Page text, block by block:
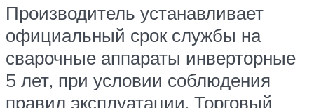
Производитель устанавливает
официальный срок службы на
сварочные аппараты инверторные
5 лет, при условии соблюдения
правил эксплуатации. Торговый